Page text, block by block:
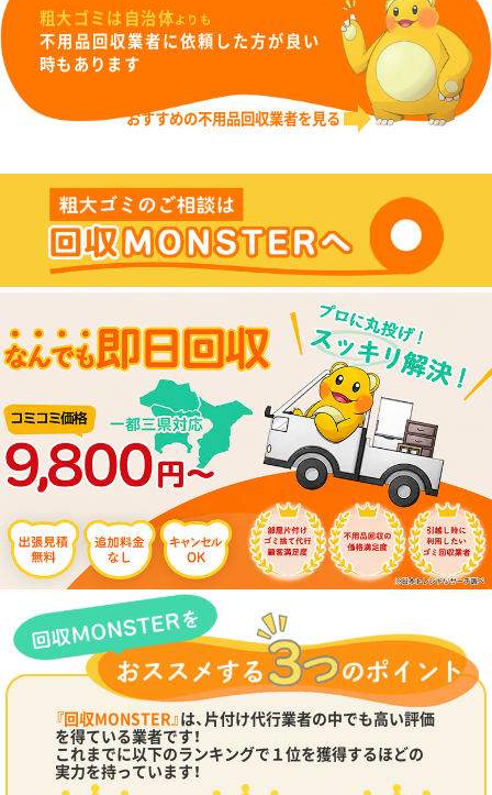
粗大ゴミは自治体よりも
不用品回収業者に依頼した方が良い
時もあります
おすすめの不用品回収業者を見る
『回収MONSTER』は、片付け代行業者の中でも高い評価
を得ている業者です！
これまでに以下のランキングで１位を獲得するほどの
実力を持っています！